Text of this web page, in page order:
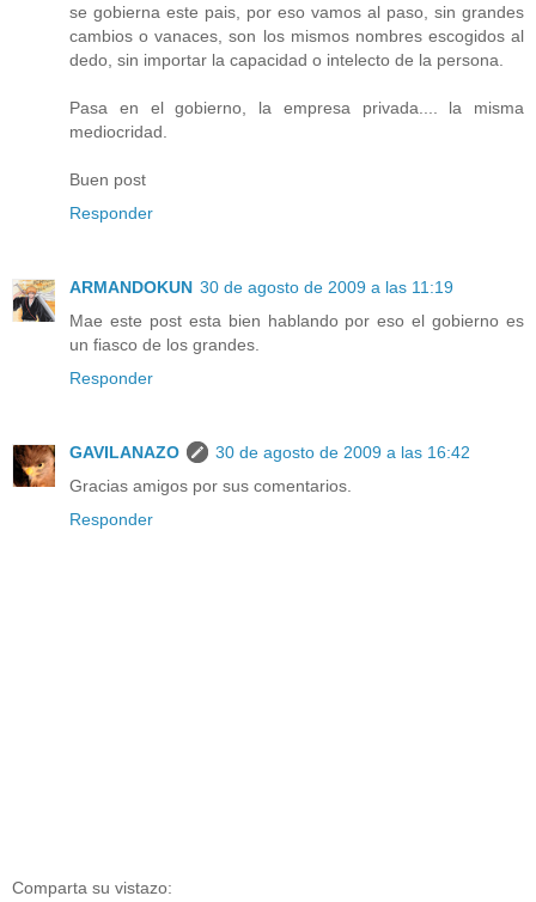
se gobierna este pais, por eso vamos al paso, sin grandes
cambios o vanaces, son los mismos nombres escogidos al
dedo, sin importar la capacidad o intelecto de la persona.
Pasa en el gobierno, la empresa privada.... la misma
mediocridad.
Buen post
Responder
ARMANDOKUN 30 de agosto de 2009 a las 11:19
Mae este post esta bien hablando por eso el gobierno es
un fiasco de los grandes.
Responder
GAVILANAZO
30 de agosto de 2009 a las 16:42
Gracias amigos por sus comentarios.
Responder
Comparta su vistazo: